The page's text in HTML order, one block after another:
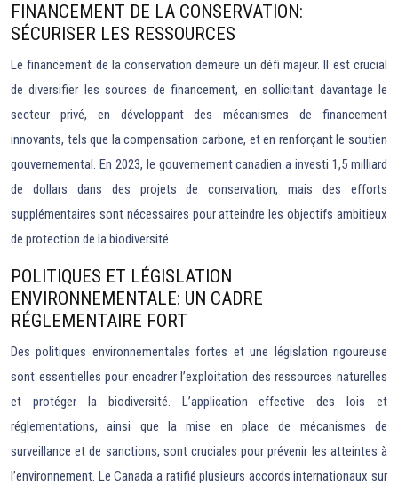
FINANCEMENT DE LA CONSERVATION:
SÉCURISER LES RESSOURCES
Le financement de la conservation demeure un défi majeur. Il est crucial
de diversifier les sources de financement, en sollicitant davantage le
secteur privé, en développant des mécanismes de financement
innovants, tels que la compensation carbone, et en renforçant le soutien
gouvernemental. En 2023, le gouvernement canadien a investi 1,5 milliard
de dollars dans des projets de conservation, mais des efforts
supplémentaires sont nécessaires pour atteindre les objectifs ambitieux
de protection de la biodiversité.
POLITIQUES ET LÉGISLATION
ENVIRONNEMENTALE: UN CADRE
RÉGLEMENTAIRE FORT
Des politiques environnementales fortes et une législation rigoureuse
sont essentielles pour encadrer l’exploitation des ressources naturelles
et protéger la biodiversité. L’application effective des lois et
réglementations, ainsi que la mise en place de mécanismes de
surveillance et de sanctions, sont cruciales pour prévenir les atteintes à
l’environnement. Le Canada a ratifié plusieurs accords internationaux sur